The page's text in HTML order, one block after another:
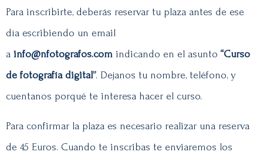
Para inscribirte, deberás reservar tu plaza antes de ese
día escribiendo un email
a info@nfotografos.com indicando en el asunto“Curso
de fotografía digital”. Dejanos tu nombre, teléfono, y
cuentanos porqué te interesa hacer el curso.
Para confirmar la plaza es necesario realizar una reserva
de 45 Euros. Cuando te inscribas te enviaremos los